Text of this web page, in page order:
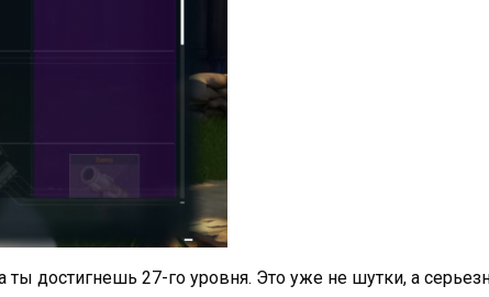
достигнешь 27-го уровня. Это уже не шутки, а